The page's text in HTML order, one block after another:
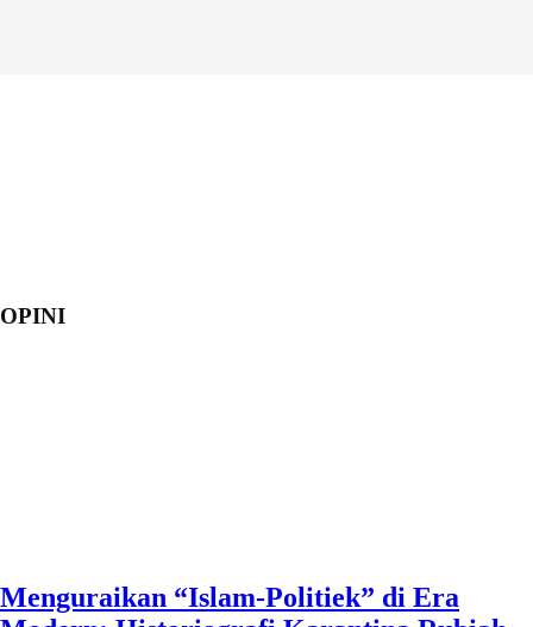
OPINI
Menguraikan “Islam-Politiek” di Era